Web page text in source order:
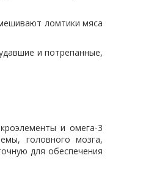
ломтики мяса
и потрепанные,
и омега-3
головного мозга,
для обеспечения